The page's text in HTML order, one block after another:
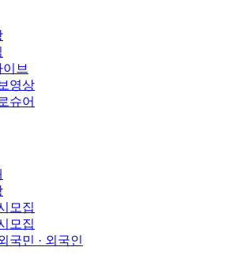
브
영상
슈어
모집
모집
국민 · 외국인